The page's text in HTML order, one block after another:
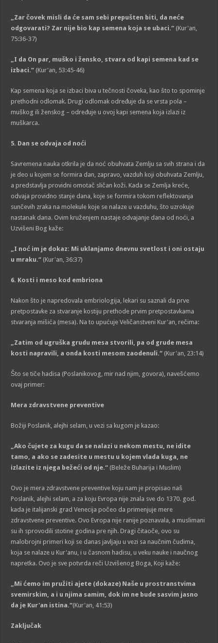
„Zar čovek misli da će sam sebi prepušten biti, da neće
odgovarati? Zar nije bio kap semena koja se ubaci.“ (Kur'an,
75:36-37)
„I da On par, muško i žensko, stvara od kapi semena kad se
izbaci.“ (Kur'an, 53:45-46)
Kap semena koja se izbaci biva u tečnosti čoveka, kao što to spominje
prethodni odlomak. Drugi odlomak određuje da se vrsta pola –
muškog ili ženskog – određuje u ovoj kapi semena koja izlazi iz
muškarca.
5. Dan se odvaja od noći
Savremena nauka otkrila je da noć obuhvata Zemlju sa svih strana i da
je deo u kojem se formira dan, zapravo, vazduh koji obuhvata Zemlju,
a predstavlja providni omotač sličan koži. Kada se Zemlja kreće,
odvaja providno stanje dana, koje se formira tokom reflektovanja
sunčevih zraka na molekule koje se nalaze u vazduhu, što uzrokuje
nastanak dana. Ovim kruženjem nastaje odvajanje dana od noći, a
Uzvišeni Bog kaže:
„I noć im je dokaz: Mi uklanjamo dnevnu svetlost i oni ostaju
u mraku.“ (Kur'an, 36:37)
6. Kosti i meso kod embriona
Nakon što je napredovala embriologija, lekari su saznali da prve
pretpostavke za stvaranje kostiju prethode prvim pretpostavkama
stvaranja mišića (mesa). Na to upućuje Veličanstveni Kur'an, rečima:
„Zatim od ugruška grudu mesa stvorili, pa od grude mesa
kosti napravili, a onda kosti mesom zaodenuli.“ (Kur'an, 23:14)
Što se tiče hadisa (Poslanikovog, mir nad njim, govora), navešćemo
ovaj primer:
Mera zdravstvene preventive
Božiji Poslanik, alejhi selam, u vezi sa kugom je kazao:
„Ako čujete za kugu da se nalazi u nekom mestu, ne idite
tamo, a ako se zadesite u mestu u kojem vlada kuga, ne
izlazite iz njega bežeći od nje.“ (Beleže Buharija i Muslim)
Ovo je mera zdravstvene preventive koju nam je propisao naš
Poslanik, alejhi selam, a za koju Evropa nije znala sve do 1370. god.
kada je italijanski grad Venecija počeo da primenjuje mere
zdravstvene preventive. Ovo Evropa nije ranije poznavala, a muslimani
su ih sprovodili stotine godina pre njih. Dragi čitaoče, ovo su
malobrojni primeri koji se danas javljaju u vezi sa naučnim čudima,
koja se nalaze u Kur'anu, i u časnom hadisu, u veku nauke i naučnog
napretka. Ovo je sve potvrda reči Uzvišenog Boga, Koji kaže:
„Mi ćemo im pružiti ajete (dokaze) Naše u prostranstvima
svemirskim, a i u njima samim, dok im ne bude sasvim jasno
da je Kur'an istina.“(Kur'an, 41:53)
Zaključak